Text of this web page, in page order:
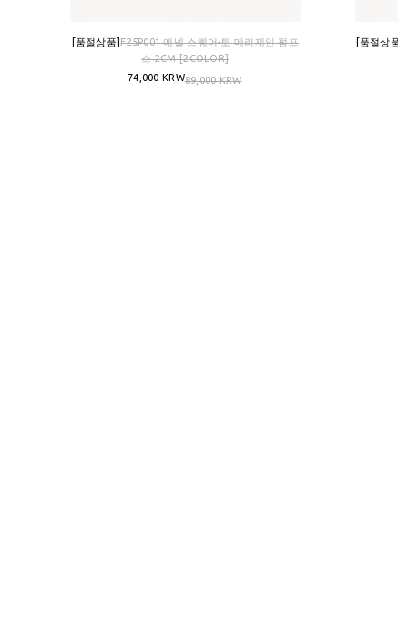
[품절상품]F25P001 에넬 스퀘어-토 메리제인 펌프
스 2CM [2COLOR]
74,000 KRW89,000 KRW
[품절상